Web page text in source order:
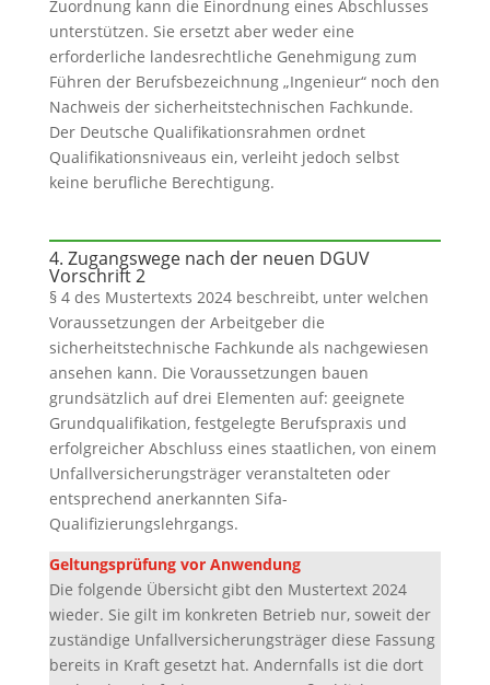
Zuordnung kann die Einordnung eines Abschlusses
unterstützen. Sie ersetzt aber weder eine
erforderliche landesrechtliche Genehmigung zum
Führen der Berufsbezeichnung „Ingenieur“ noch den
Nachweis der sicherheitstechnischen Fachkunde.
Der Deutsche Qualifikationsrahmen ordnet
Qualifikationsniveaus ein, verleiht jedoch selbst
keine berufliche Berechtigung.
4. Zugangswege nach der neuen DGUV
Vorschrift 2
§ 4 des Mustertexts 2024 beschreibt, unter welchen
Voraussetzungen der Arbeitgeber die
sicherheitstechnische Fachkunde als nachgewiesen
ansehen kann. Die Voraussetzungen bauen
grundsätzlich auf drei Elementen auf: geeignete
Grundqualifikation, festgelegte Berufspraxis und
erfolgreicher Abschluss eines staatlichen, von einem
Unfallversicherungsträger veranstalteten oder
entsprechend anerkannten Sifa-
Qualifizierungslehrgangs.
Geltungsprüfung vor Anwendung
Die folgende Übersicht gibt den Mustertext 2024
wieder. Sie gilt im konkreten Betrieb nur, soweit der
zuständige Unfallversicherungsträger diese Fassung
bereits in Kraft gesetzt hat. Andernfalls ist die dort